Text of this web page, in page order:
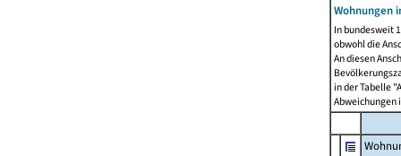
Wohnungen
In bundesweit
obwohl die
An diesen
in der Tabelle
Abweichungen